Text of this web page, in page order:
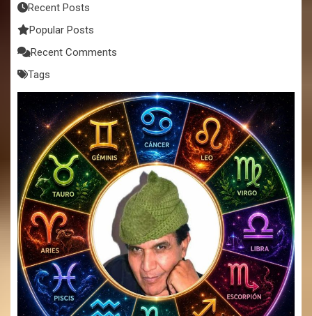
Recent Posts
Popular Posts
Recent Comments
Tags